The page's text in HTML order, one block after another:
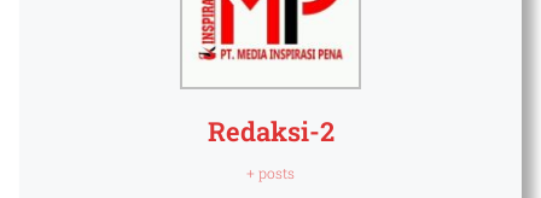
Redaksi-2
+ posts